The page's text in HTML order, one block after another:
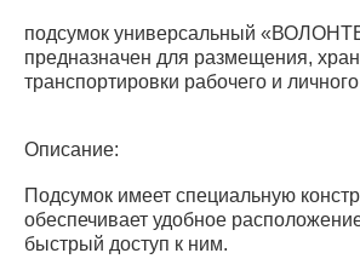
подсумок универсальный
предназначен для размещения,
транспортировки рабочего и
Описание:
Подсумок имеет специальную
обеспечивает удобное
быстрый доступ к ним.